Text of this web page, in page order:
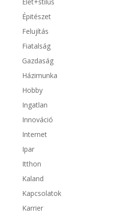
Épitészet
Felujítás
Fiatalság
Gazdaság
Házimunka
Hobby
Ingatlan
Innováció
Internet
Ipar
Itthon
Kaland
Kapcsolatok
Karrier